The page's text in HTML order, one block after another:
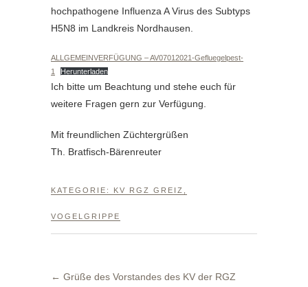
hochpathogene Influenza A Virus des Subtyps
H5N8 im Landkreis Nordhausen.
ALLGEMEINVERFÜGUNG – AV07012021-Gefluegelpest-
1
Herunterladen
Ich bitte um Beachtung und stehe euch für
weitere Fragen gern zur Verfügung.
Mit freundlichen Züchtergrüßen
Th. Bratfisch-Bärenreuter
KATEGORIE: KV RGZ GREIZ
VOGELGRIPPE
← Grüße des Vorstandes des KV der RGZ